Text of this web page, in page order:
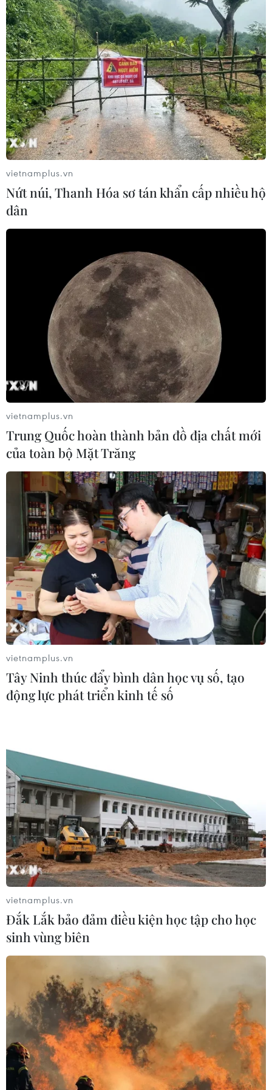
vietnamplus.vn
Nứt núi, Thanh Hóa sơ tán khẩn cấp nhiều hộ
dân
vietnamplus.vn
Trung Quốc hoàn thành bản đồ địa chất mới
của toàn bộ Mặt Trăng
vietnamplus.vn
Tây Ninh thúc đẩy bình dân học vụ số, tạo
động lực phát triển kinh tế số
vietnamplus.vn
Đắk Lắk bảo đảm điều kiện học tập cho học
sinh vùng biên